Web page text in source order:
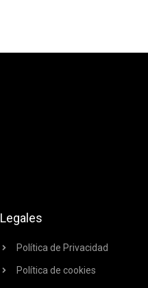
Legales
Política de Privacidad
Política de cookies